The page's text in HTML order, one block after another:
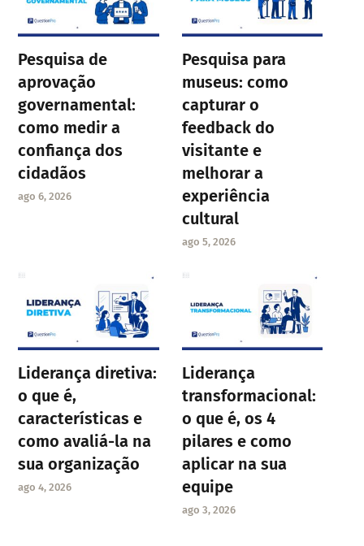
Pesquisa de
aprovação
governamental:
como medir a
confiança dos
cidadãos
ago 6, 2026
Pesquisa para
museus: como
capturar o
feedback do
visitante e
melhorar a
experiência
cultural
ago 5, 2026
Liderança diretiva:
o que é,
características e
como avaliá-la na
sua organização
ago 4, 2026
Liderança
transformacional:
o que é, os 4
pilares e como
aplicar na sua
equipe
ago 3, 2026